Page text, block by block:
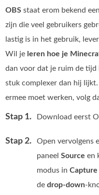
OBS staat erom bekend
zijn die veel gebruikers
lastig is in het gebruik,
Wil je leren hoe je
dan voor dat je ruim de tijd
stuk complexer dan hij
ermee moet werken, volg
Stap 1. Download eerst
Stap 2.
Open vervolgens
paneelSource en
modus in
dedrop‑down